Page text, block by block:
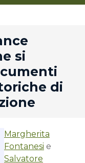
si
di
Margherita
Fontanesi e
Salvatore